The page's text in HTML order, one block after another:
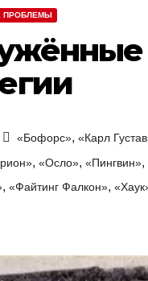
ПРОБЛЕМЫ
«Бофорс», «Карл
, «Осло», «Пингвин»,
, «Файтинг Фалкон»,